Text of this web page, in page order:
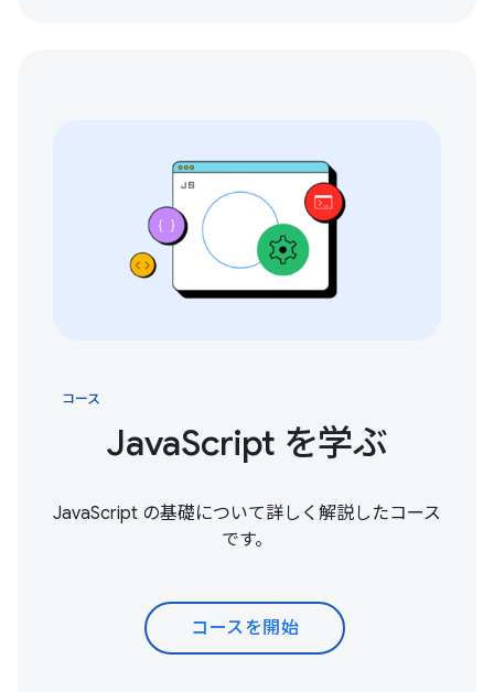
コース
JavaScript を学ぶ
JavaScript の基礎について詳しく解説したコース
です。
コースを開始